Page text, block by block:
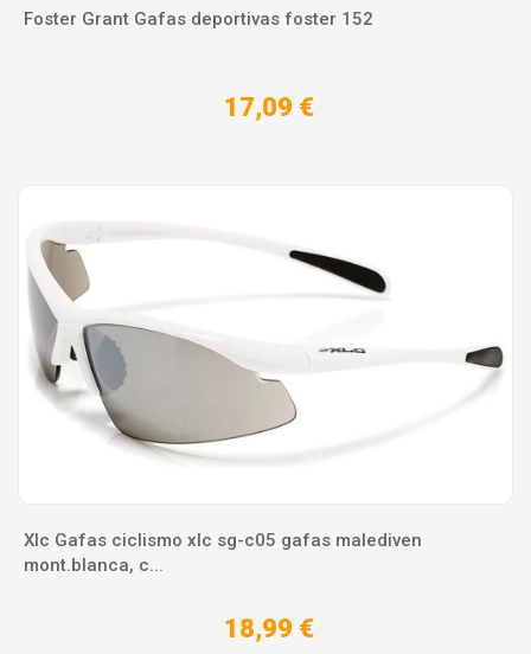
Foster Grant Gafas deportivas foster 152
17,09 €
Xlc Gafas ciclismo xlc sg-c05 gafas malediven
mont.blanca, c...
18,99 €